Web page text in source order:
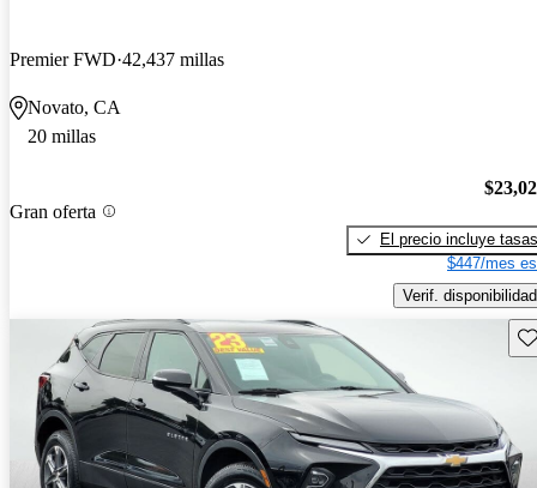
Premier FWD 42,437 millas
Novato, CA
20 millas
Gran oferta
El precio incluye tasas
$447/mes
Verif. disponibilidad